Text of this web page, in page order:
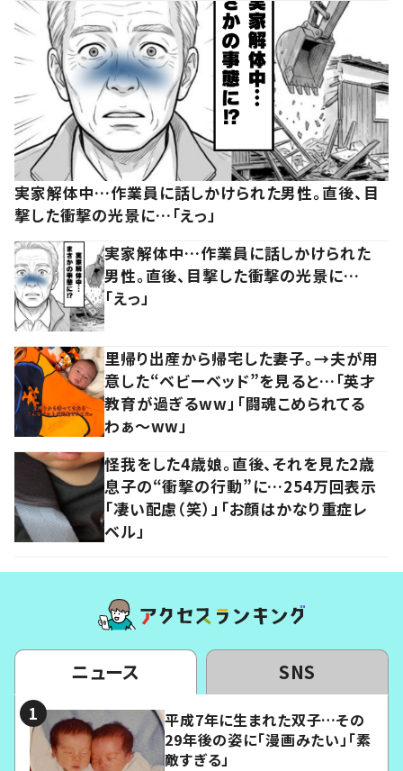
実家解体中…作業員に話しかけられた男性。直後、目
撃した衝撃の光景に…「えっ」
実家解体中…作業員に話しかけられた
男性。直後、目撃した衝撃の光景に…
「えっ」
里帰り出産から帰宅した妻子。→夫が用
意した“ベビーベッド”を見ると…「英才
教育が過ぎるww」「闘魂こめられてる
わぁ～ww」
怪我をした4歳娘。直後、それを見た2歳
息子の“衝撃の行動”に…254万回表示
「凄い配慮（笑）」「お顔はかなり重症レ
ベル」
ニュース SNS
平成7年に生まれた双子…その
29年後の姿に「漫画みたい」「素
敵すぎる」